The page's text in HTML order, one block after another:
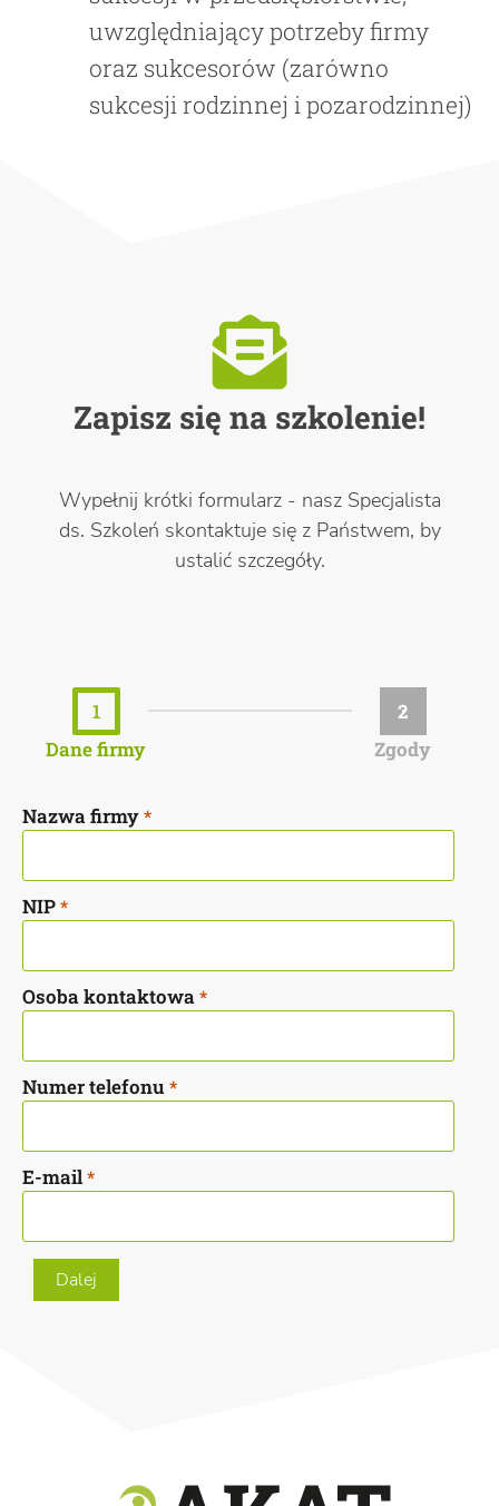
uwzględniający potrzeby firmy
oraz sukcesorów (zarówno
sukcesji rodzinnej i pozarodzinnej)
Zapisz się na szkolenie!
Wypełnij krótki formularz - nasz Specjalista
ds. Szkoleń skontaktuje się z Państwem, by
ustalić szczegóły.
1
Dane firmy
2
Zgody
Nazwa firmy*
NIP*
Osoba kontaktowa*
Numer telefonu*
E-mail*
Dalej